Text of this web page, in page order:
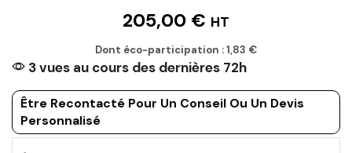
205,00 € HT
Dont éco-participation :1,83 €
3 vues au cours des dernières 72h
Être Recontacté Pour Un Conseil Ou Un Devis
Personnalisé